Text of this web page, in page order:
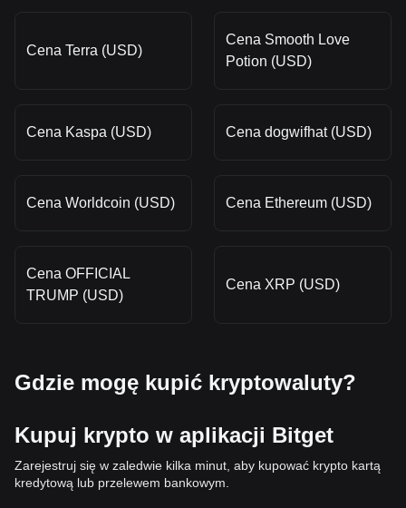
Cena Terra (USD)
Cena Smooth Love
Potion (USD)
Cena Kaspa (USD) Cena dogwifhat (USD)
Cena Worldcoin (USD) Cena Ethereum (USD)
Cena OFFICIAL
TRUMP (USD)
Cena XRP (USD)
Gdzie mogę kupić kryptowaluty?
Kupuj krypto w aplikacji Bitget
Zarejestruj się w zaledwie kilka minut, aby kupować krypto kartą
kredytową lub przelewem bankowym.